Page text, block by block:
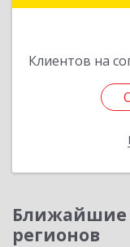
Клиентов на
Ближайшие
регионов